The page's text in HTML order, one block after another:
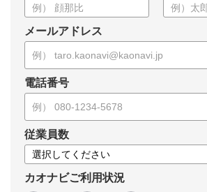
メールアドレス
電話番号
従業員数
カオナビご利用状況